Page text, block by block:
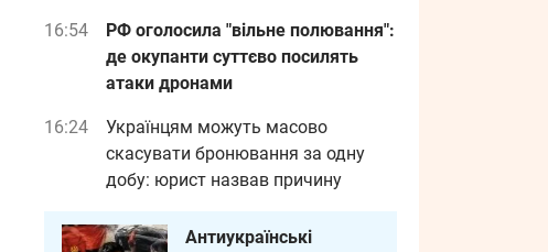
16:54
РФ оголосила "вільне полювання":
де окупанти суттєво посилять
атаки дронами
16:24
Українцям можуть масово
скасувати бронювання за одну
добу: юрист назвав причину
Антиукраїнські